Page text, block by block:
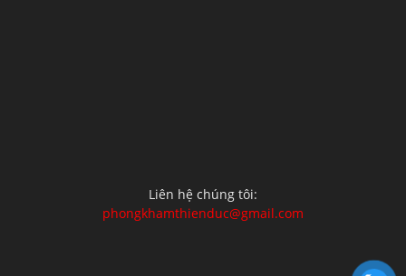
Liên hệ chúng tôi:
phongkhamthienduc@gmail.com